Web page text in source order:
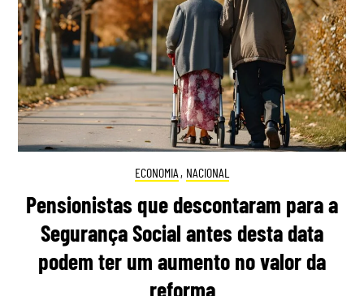
ECONOMIA , NACIONAL
Pensionistas que descontaram para a
Segurança Social antes desta data
podem ter um aumento no valor da
reforma